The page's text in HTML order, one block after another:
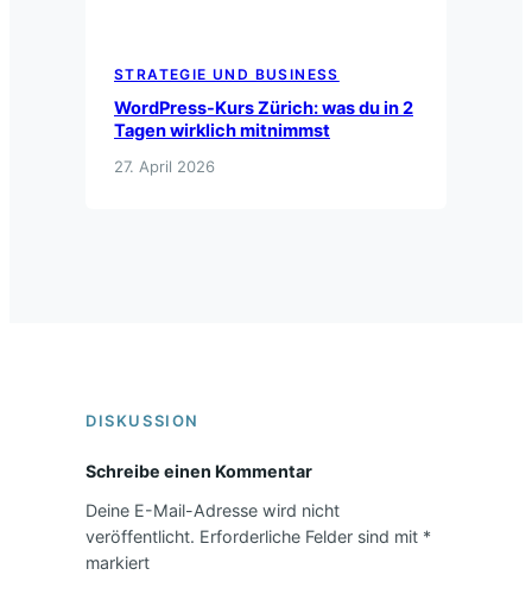
STRATEGIE UND BUSINESS
WordPress-Kurs Zürich: was du in 2
Tagen wirklich mitnimmst
27. April 2026
DISKUSSION
Schreibe einen Kommentar
Deine E-Mail-Adresse wird nicht
veröffentlicht. Erforderliche Felder sind mit *
markiert